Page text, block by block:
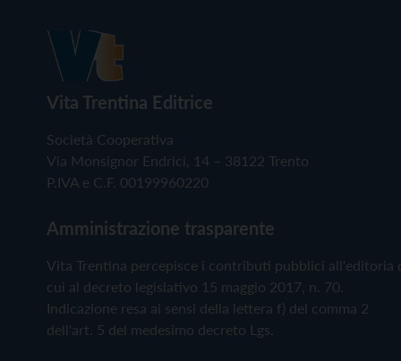
Vita Trentina Editrice
Società Cooperativa
Via Monsignor Endrici, 14 – 38122 Trento
P.IVA e C.F. 00199960220
Amministrazione trasparente
Vita Trentina percepisce i contributi pubblici all'editoria
cui al decreto legislativo 15 maggio 2017, n. 70.
Indicazione resa ai sensi della lettera f) del comma 2
dell'art. 5 del medesimo decreto Lgs.